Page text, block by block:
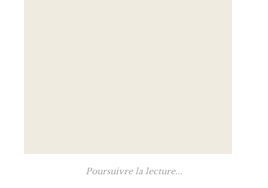
Poursuivre la lecture...